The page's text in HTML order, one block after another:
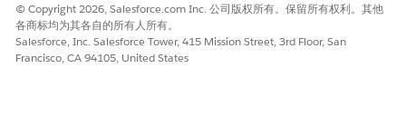
© Copyright 2026, Salesforce.com Inc. 公司版权所有。保留所有权利。其他
各商标均为其各自的所有人所有。
Salesforce, Inc. Salesforce Tower, 415 Mission Street, 3rd Floor, San
Francisco, CA 94105, United States